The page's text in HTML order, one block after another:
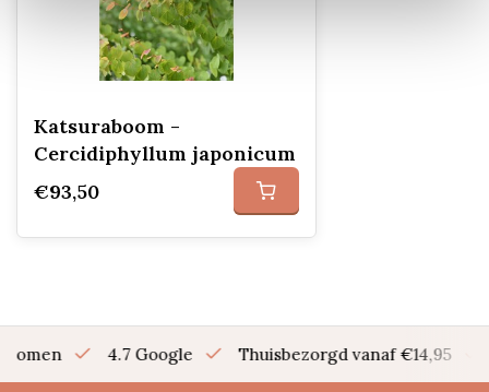
Katsuraboom -
Cercidiphyllum japonicum
€93,50
bomen 4.7 Google Thuisbezorgd vanaf €14,95